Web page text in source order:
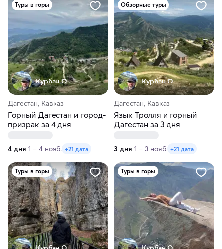
Туры в горы
Курбан О.
Дагестан, Кавказ
Горный Дагестан и город-
призрак за 4 дня
4 дня 1 – 4 нояб. +21 дата
Обзорные туры
Курбан О.
Дагестан, Кавказ
Язык Тролля и горный
Дагестан за 3 дня
3 дня 1 – 3 нояб. +21 дата
Туры в горы Туры в горы